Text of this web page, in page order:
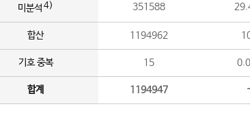
미분석 4) 351588
합산 1194962
기호 중복 15
합계 1194947